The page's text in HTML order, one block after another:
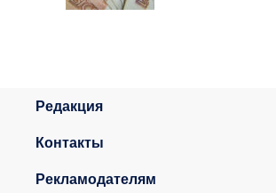
Редакция
Контакты
Рекламодателям